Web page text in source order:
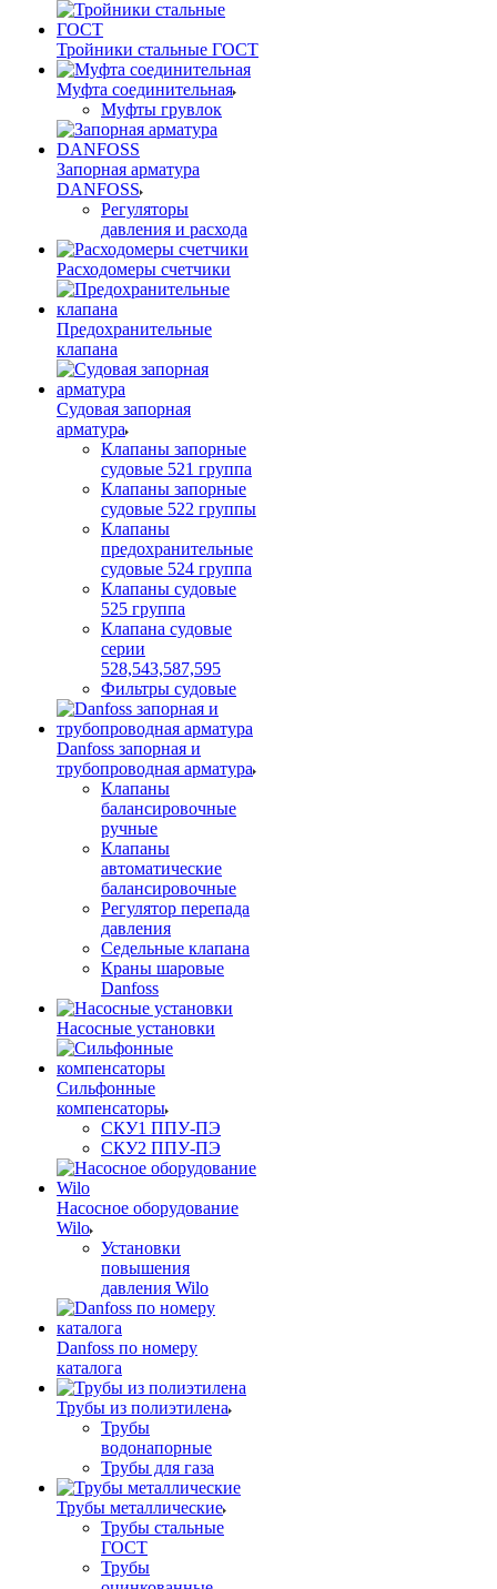
Тройники стальные ГОСТ
Муфта соединительная
Муфты грувлок
Запорная арматура
DANFOSS
Регуляторы
давления и расхода
Расходомеры счетчики
Предохранительные
клапана
Судовая запорная
арматура
Клапаны запорные
судовые 521 группа
Клапаны запорные
судовые 522 группы
Клапаны
предохранительные
судовые 524 группа
Клапаны судовые
525 группа
Клапана судовые
серии
528,543,587,595
Фильтры судовые
Danfoss запорная и
трубопроводная арматура
Клапаны
балансировочные
ручные
Клапаны
автоматические
балансировочные
Регулятор перепада
давления
Седельные клапана
Краны шаровые
Danfoss
Насосные установки
Сильфонные
компенсаторы
СКУ1 ППУ-ПЭ
СКУ2 ППУ-ПЭ
Насосное оборудование
Wilo
Установки
повышения
давления Wilo
Danfoss по номеру
каталога
Трубы из полиэтилена
Трубы
водонапорные
Трубы для газа
Трубы металлические
Трубы стальные
ГОСТ
Трубы